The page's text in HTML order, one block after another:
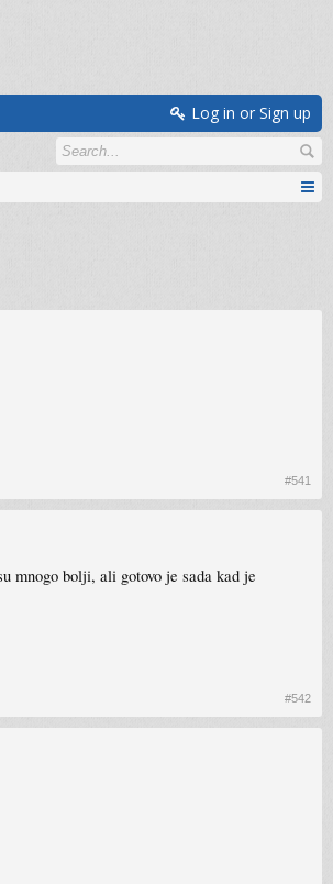
Log in or Sign up
#541
mnogo bolji, ali gotovo je sada kad je
#542